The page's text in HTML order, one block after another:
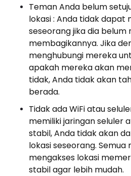
Teman Anda belum
lokasi : Anda tidak dapat
seseorang jika dia
membagikannya. Jika
menghubungi mereka
apakah mereka akan
tidak, Anda tidak akan
berada.
Tidak ada WiFi atau
memiliki jaringan seluler
stabil, Anda tidak akan
lokasi seseorang.
mengakses lokasi
stabil agar lebih mudah.